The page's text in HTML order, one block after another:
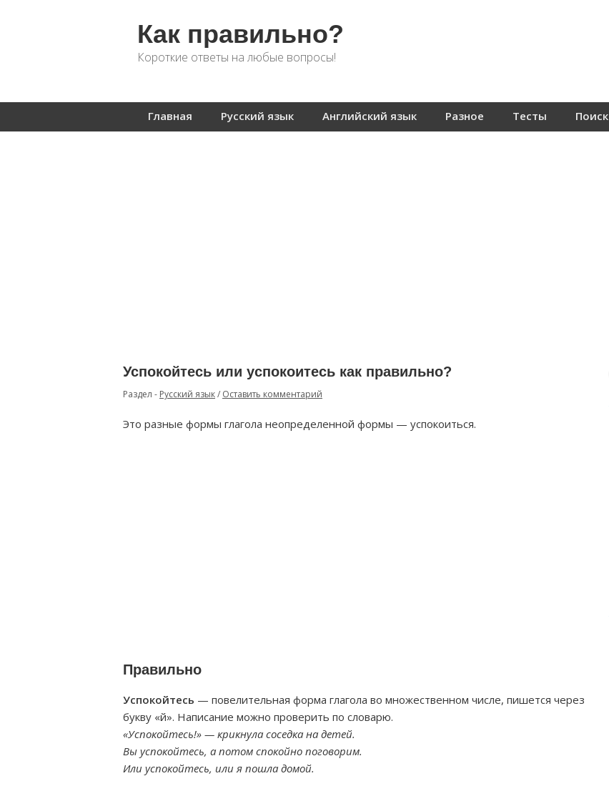
Как правильно?
Короткие ответы на любые вопросы!
Главная Русский язык Английский язык Разное Тесты Поиск
Успокойтесь или успокоитесь как правильно?
Раздел - Русский язык/ Оставить комментарий
Это разные формы глагола неопределенной формы — успокоиться.
Правильно
Успокойтесь — повелительная форма глагола во множественном числе, пишется через
букву «й». Написание можно проверить по словарю.
«Успокойтесь!» — крикнула соседка на детей.
Вы успокойтесь, а потом спокойно поговорим.
Или успокойтесь, или я пошла домой.